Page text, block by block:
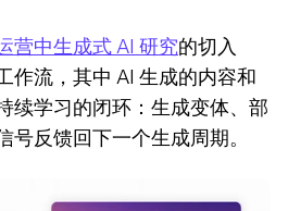
营中生成式 AI 研究的切入
作流，其中 AI 生成的内容和
续学习的闭环：生成变体、部
号反馈回下一个生成周期。